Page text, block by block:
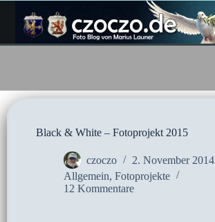
Inhalt
springen
Black & White – Fotoprojekt 2015
czoczo
2. November 2014
Allgemein, Fotoprojekte
12 Kommentare